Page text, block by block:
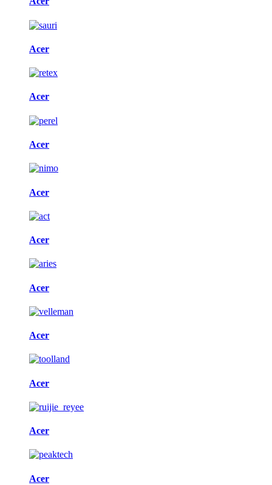
Acer
Acer
Acer
Acer
Acer
Acer
Acer
Acer
Acer
Acer